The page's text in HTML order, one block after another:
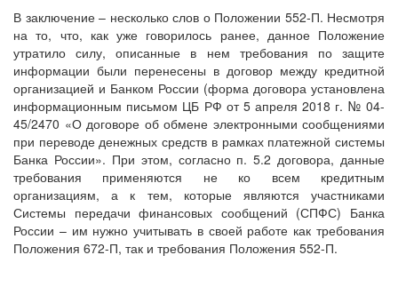
В заключение – несколько слов о Положении 552-П. Несмотря
на то, что, как уже говорилось ранее, данное Положение
утратило силу, описанные в нем требования по защите
информации были перенесены в договор между кредитной
организацией и Банком России (форма договора установлена
информационным письмом ЦБ РФ от 5 апреля 2018 г. № 04-
45/2470 «О договоре об обмене электронными сообщениями
при переводе денежных средств в рамках платежной системы
Банка России». При этом, согласно п. 5.2 договора, данные
требования применяются не ко всем кредитным
организациям, а к тем, которые являются участниками
Системы передачи финансовых сообщений (СПФС) Банка
России – им нужно учитывать в своей работе как требования
Положения 672-П, так и требования Положения 552-П.